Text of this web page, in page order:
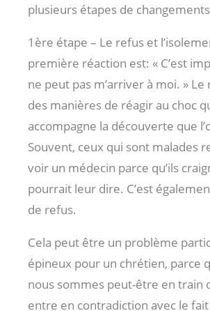
plusieurs étapes de
1ère étape – Le refus et
première réaction est: « C’est
ne peut pas m’arriver à moi. » Le
des manières de réagir au choc
accompagne la découverte que
Souvent, ceux qui sont malades
voir un médecin parce qu’ils
pourrait leur dire. C’est
de refus.
Cela peut être un problème
épineux pour un chrétien, parce
nous sommes peut-être en train
entre en contradiction avec le